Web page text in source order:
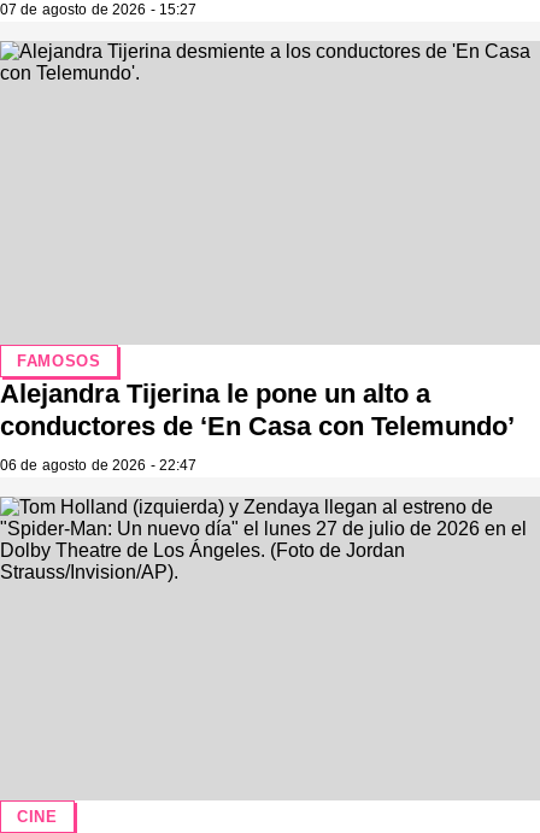
07 de agosto de 2026 - 15:27
FAMOSOS
Alejandra Tijerina le pone un alto a
conductores de ‘En Casa con Telemundo’
06 de agosto de 2026 - 22:47
CINE